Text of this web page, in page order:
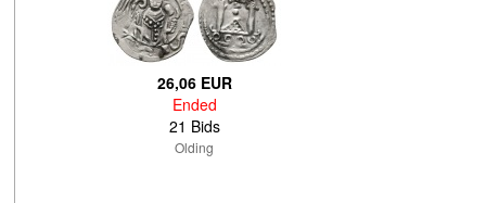
26,06 EUR
Ended
21 Bids
Olding